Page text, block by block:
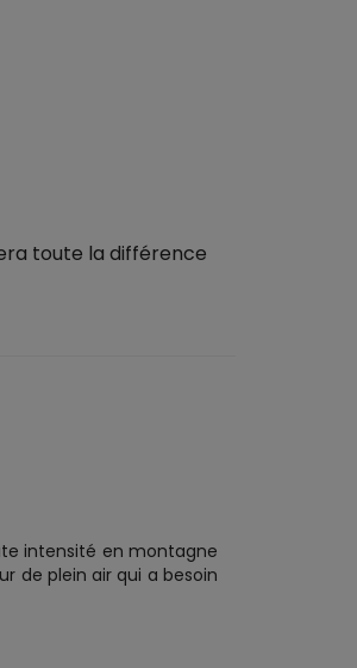
toute la différence
intensité en montagne
de plein air qui a besoin